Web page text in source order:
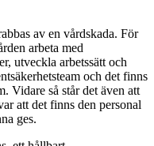
av en vårdskada. För
arbeta med
utveckla arbetssätt och
och det finns
Vidare så står det även att
att det finns den personal
ges.